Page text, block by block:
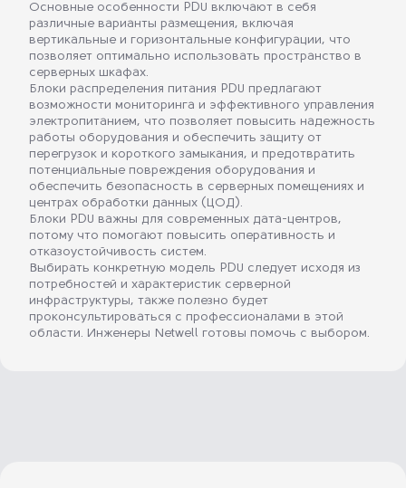
Основные особенности PDU включают в себя
различные варианты размещения, включая
вертикальные и горизонтальные конфигурации, что
позволяет оптимально использовать пространство в
серверных шкафах.
Блоки распределения питания PDU предлагают
возможности мониторинга и эффективного управления
электропитанием, что позволяет повысить надежность
работы оборудования и обеспечить защиту от
перегрузок и короткого замыкания, и предотвратить
потенциальные повреждения оборудования и
обеспечить безопасность в серверных помещениях и
центрах обработки данных (ЦОД).
Блоки PDU важны для современных дата-центров,
потому что помогают повысить оперативность и
отказоустойчивость систем.
Выбирать конкретную модель PDU следует исходя из
потребностей и характеристик серверной
инфраструктуры, также полезно будет
проконсультироваться с профессионалами в этой
области. Инженеры Netwell готовы помочь с выбором.